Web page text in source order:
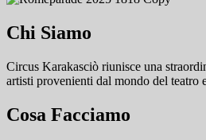
Chi Siamo
Circus Karakasciò riunisce una
artisti provenienti dal mondo del teatro
Cosa Facciamo